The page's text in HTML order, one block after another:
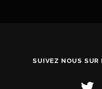
SUIVEZ NOUS SUR